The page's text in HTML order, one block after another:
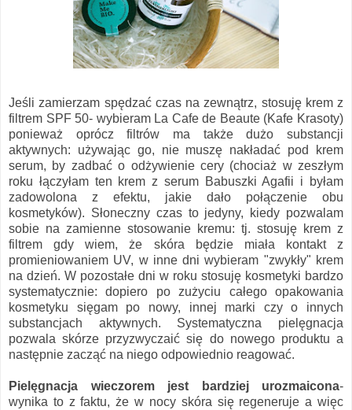
Jeśli zamierzam spędzać czas na zewnątrz, stosuję krem z
filtrem SPF 50- wybieram La Cafe de Beaute (Kafe Krasoty)
ponieważ oprócz filtrów ma także dużo substancji
aktywnych: używając go, nie muszę nakładać pod krem
serum, by zadbać o odżywienie cery (chociaż w zeszłym
roku łączyłam ten krem z serum Babuszki Agafii i byłam
zadowolona z efektu, jakie dało połączenie obu
kosmetyków). Słoneczny czas to jedyny, kiedy pozwalam
sobie na zamienne stosowanie kremu: tj. stosuję krem z
filtrem gdy wiem, że skóra będzie miała kontakt z
promieniowaniem UV, w inne dni wybieram "zwykły" krem
na dzień. W pozostałe dni w roku stosuję kosmetyki bardzo
systematycznie: dopiero po zużyciu całego opakowania
kosmetyku sięgam po nowy, innej marki czy o innych
substancjach aktywnych. Systematyczna pielęgnacja
pozwala skórze przyzwyczaić się do nowego produktu a
następnie zacząć na niego odpowiednio reagować.
Pielęgnacja wieczorem jest bardziej urozmaicona-
wynika to z faktu, że w nocy skóra się regeneruje a więc